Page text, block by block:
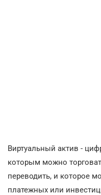
Виртуальный актив -
которым можно
переводить, и которое
платежных или